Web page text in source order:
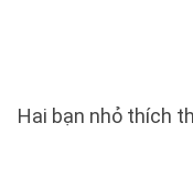
Hai bạn nhỏ thích